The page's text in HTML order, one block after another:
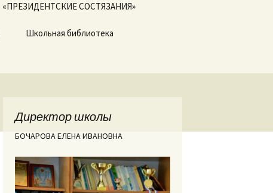
«ПРЕЗИДЕНТСКИЕ СОСТЯЗАНИЯ»
Школьная библиотека
Директор школы
БОЧАРОВА ЕЛЕНА ИВАНОВНА